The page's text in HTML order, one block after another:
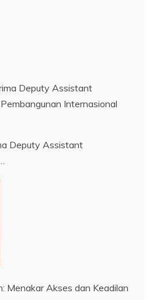
Deputy Assistant
Menakar Akses dan Keadilan